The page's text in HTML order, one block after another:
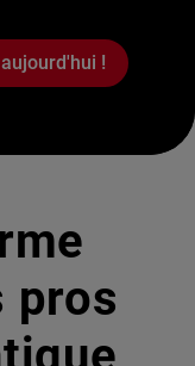
!
pros